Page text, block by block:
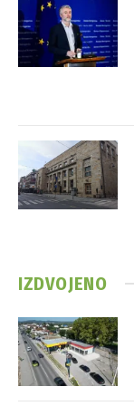
IZDVOJENO